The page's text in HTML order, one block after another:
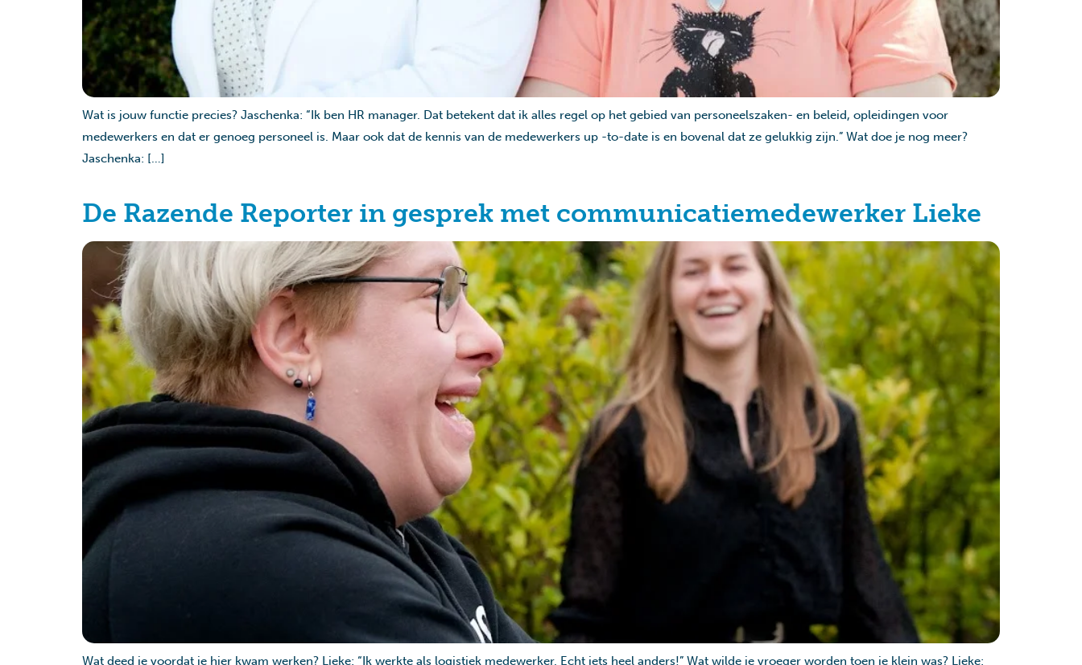
Wat is jouw functie precies? Jaschenka: “Ik ben HR manager. Dat betekent dat ik alles regel op het gebied van personeelszaken- en beleid, opleidingen voor
medewerkers en dat er genoeg personeel is. Maar ook dat de kennis van de medewerkers up -to-date is en bovenal dat ze gelukkig zijn.” Wat doe je nog meer?
Jaschenka: […]
De Razende Reporter in gesprek met communicatiemedewerker Lieke
Wat deed je voordat je hier kwam werken? Lieke: “Ik werkte als logistiek medewerker. Echt iets heel anders!” Wat wilde je vroeger worden toen je klein was? Lieke: